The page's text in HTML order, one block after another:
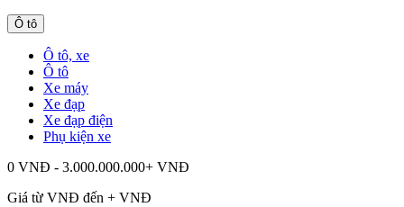
Ô tô
Ô tô, xe
Ô tô
Xe máy
Xe đạp
Xe đạp điện
Phụ kiện xe
0 VNĐ - 3.000.000.000+ VNĐ
Giá từ VNĐ đến + VNĐ